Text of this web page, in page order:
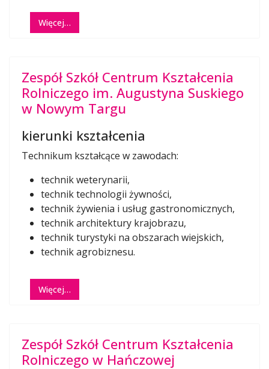
Więcej…
Zespół Szkół Centrum Kształcenia
Rolniczego im. Augustyna Suskiego
w Nowym Targu
kierunki kształcenia
Technikum kształcące w zawodach:
technik weterynarii,
technik technologii żywności,
technik żywienia i usług gastronomicznych,
technik architektury krajobrazu,
technik turystyki na obszarach wiejskich,
technik agrobiznesu.
Więcej…
Zespół Szkół Centrum Kształcenia
Rolniczego w Hańczowej